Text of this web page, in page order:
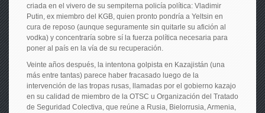
criada en el vivero de su sempiterna policía política: Vladimir
Putin, ex miembro del KGB, quien pronto pondría a Yeltsin en
cura de reposo (aunque seguramente sin quitarle su afición al
vodka) y concentraría sobre sí la fuerza política necesaria para
poner al país en la vía de su recuperación.
Veinte años después, la intentona golpista en Kazajistán (una
más entre tantas) parece haber fracasado luego de la
intervención de las tropas rusas, llamadas por el gobierno kazajo
en su calidad de miembro de la OTSC u Organización del Tratado
de Seguridad Colectiva, que reúne a Rusia, Bielorrusia, Armenia,